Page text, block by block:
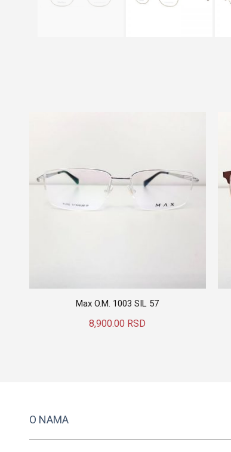
Max O.M. 1003 SIL 57
8,900.00 RSD
O NAMA